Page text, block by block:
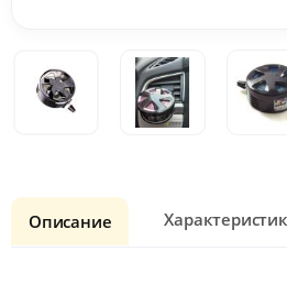
Описание